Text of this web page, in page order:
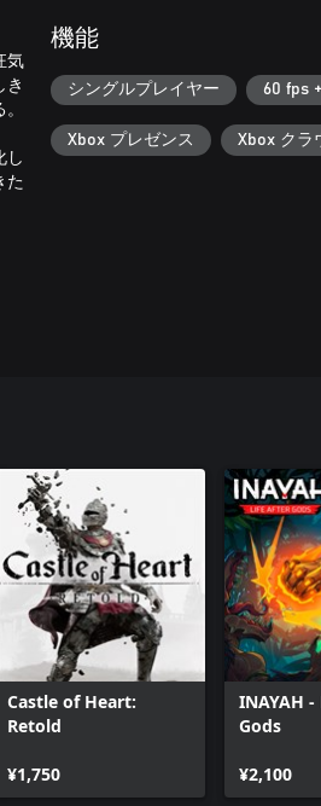
気
し
た
機能
シングルプレイヤー 60 fps +
Xbox プレゼンス Xbox クラ
Castle of Heart:
Retold
¥1,750
INAYAH
Gods
¥2,100